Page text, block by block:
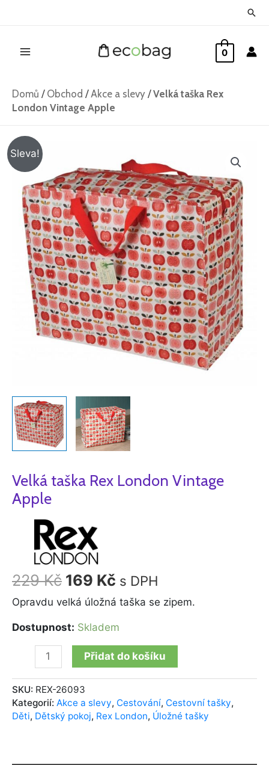
0
Domů / Obchod /Akce a slevy /Velká taška Rex
London Vintage Apple
Sleva!
Velká taška Rex London Vintage
Apple
229Kč
cena
byla:
229 Kč.
169 Kč
cena
je:
169 Kč.
s DPH
Opravdu velká úložná taška se zipem.
Dostupnost: Skladem
Velká
London
Vintage
Apple
množství
Přidat do košíku
SKU: REX-26093
Kategorií: Akce a slevy, Cestování, Cestovní tašky,
Děti, Dětský pokoj, Rex London, Úložné tašky